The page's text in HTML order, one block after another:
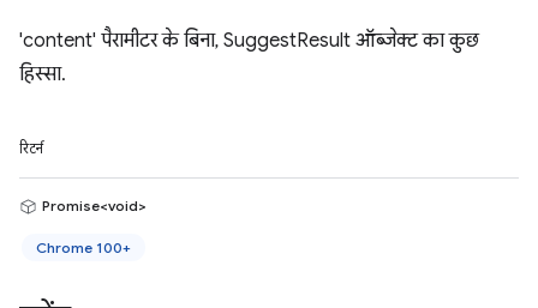
'content' पैरामीटर के बिना, SuggestResult ऑब्जेक्ट का कुछ
हिस्सा.
रिटर्न
Promise<void>
Chrome 100+